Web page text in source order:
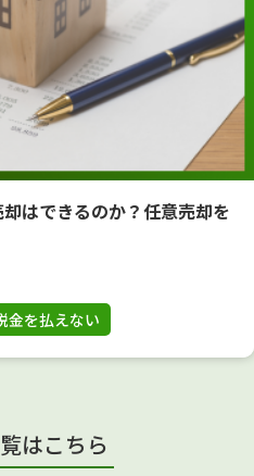
はできるのか？任意売却を
を払えない
はこちら